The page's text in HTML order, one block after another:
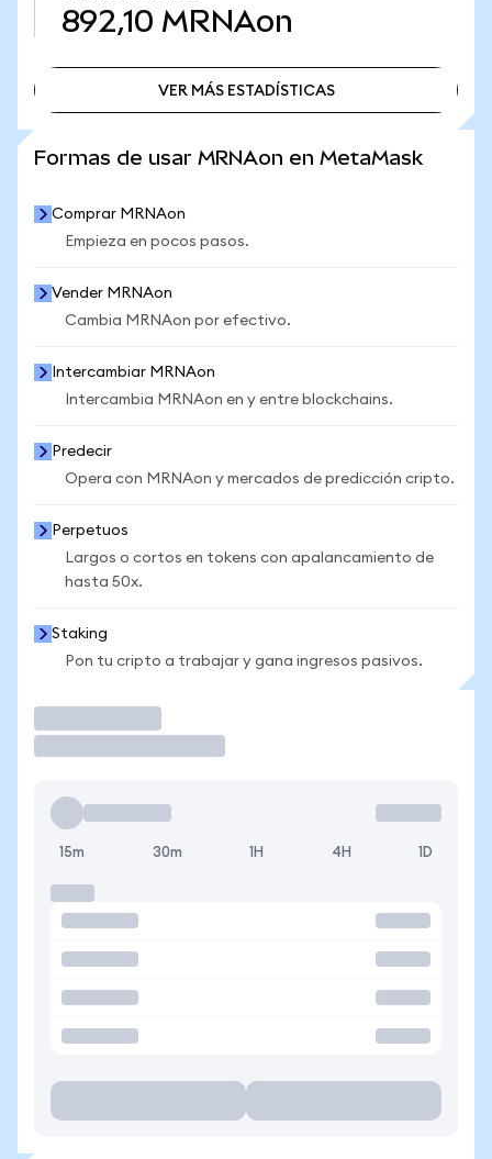
892,10 MRNAon
VER MÁS ESTADÍSTICAS
Formas de usar MRNAon en MetaMask
Comprar MRNAon
Empieza en pocos pasos.
Vender MRNAon
Cambia MRNAon por efectivo.
Intercambiar MRNAon
Intercambia MRNAon en y entre blockchains.
Predecir
Opera con MRNAon y mercados de predicción cripto.
Perpetuos
Largos o cortos en tokens con apalancamiento de
hasta 50x.
Staking
Pon tu cripto a trabajar y gana ingresos pasivos.
15m 30m 1H 4H 1D